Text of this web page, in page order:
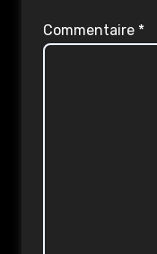
Commentaire *